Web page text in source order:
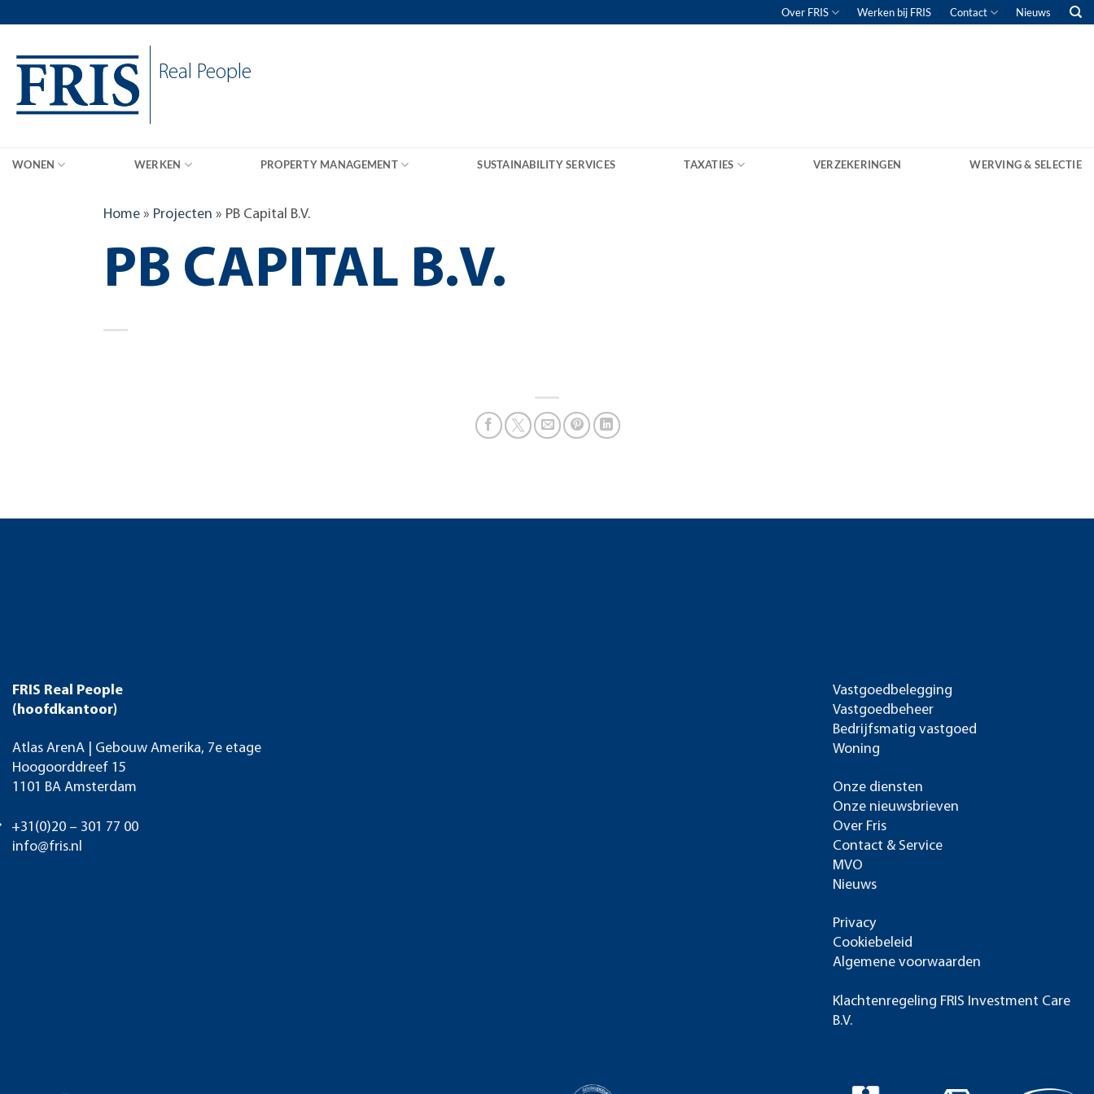
Over FRIS Werken bij FRIS Contact Nieuws
Real People
WONEN WERKEN PROPERTY MANAGEMENT SUSTAINABILITY SERVICES TAXATIES VERZEKERINGEN WERVING & SELECTIE
Home » Projecten » PB Capital B.V.
PB CAPITAL B.V.
FRIS Real People
(hoofdkantoor)
Atlas ArenA | Gebouw Amerika, 7e etage
Hoogoorddreef 15
1101 BA Amsterdam
+31(0)20 – 301 77 00
info@fris.nl
Vastgoedbelegging
Vastgoedbeheer
Bedrijfsmatig vastgoed
Woning
Onze diensten
Onze nieuwsbrieven
Over Fris
Contact & Service
MVO
Nieuws
Privacy
Cookiebeleid
Algemene voorwaarden
Klachtenregeling FRIS Investment Care
B.V.